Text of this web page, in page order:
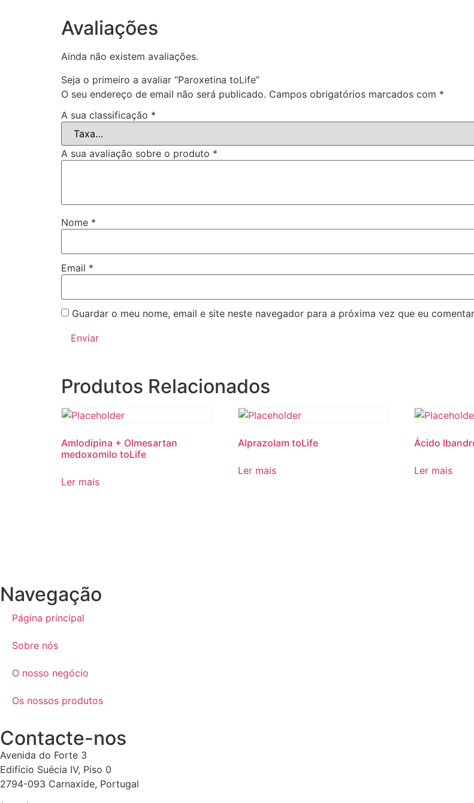
Avaliações
Ainda não existem avaliações.
Seja o primeiro a avaliar “Paroxetina toLife”
O seu endereço de email não será publicado. Campos obrigatórios marcados com *
A sua classificação *
A sua avaliação sobre o produto *
Nome *
Email *
Guardar o meu nome, email e site neste navegador para a próxima vez que eu
Produtos Relacionados
Amlodipina + Olmesartan
medoxomilo toLife
Ler mais
Alprazolam toLife
Ler mais
Ácido
Ler mais
Navegação
Página principal
Sobre nós
O nosso negócio
Os nossos produtos
Contacte-nos
Avenida do Forte 3
Edifício Suécia IV, Piso 0
2794-093 Carnaxide, Portugal